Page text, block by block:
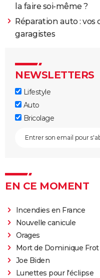
la faire soi-même ?
Réparation auto : vos
garagistes
NEWSLETTERS
Lifestyle
Auto
Bricolage
EN CE MOMENT
Incendies en France
Nouvelle canicule
Orages
Mort de Dominique Frot
Joe Biden
Lunettes pour l'éclipse